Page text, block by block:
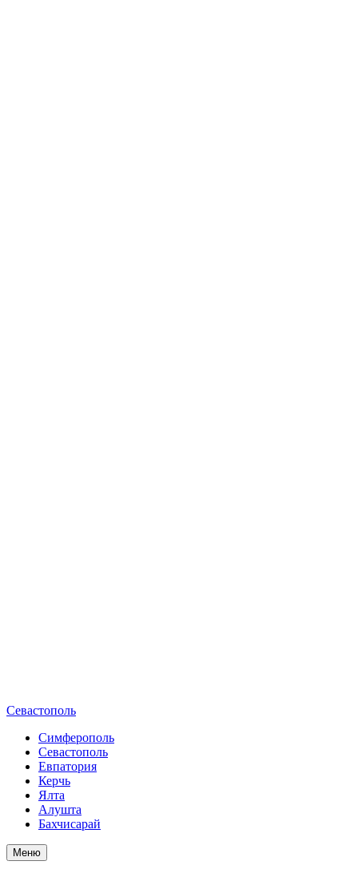
Севастополь
Симферополь
Севастополь
Евпатория
Керчь
Ялта
Алушта
Бахчисарай
Меню